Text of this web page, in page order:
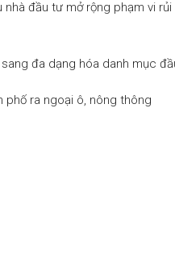
nhà đầu tư mở rộng phạm vi
đa dạng hóa danh mục
phố ra ngoại ô, nông thông